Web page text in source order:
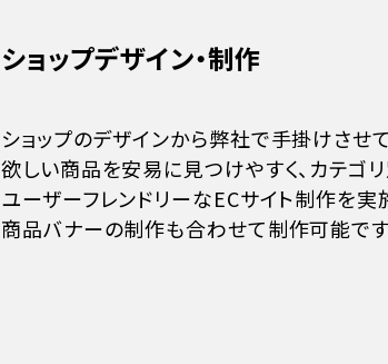
ショップデザイン・制作
ショップのデザインから弊社で手掛けさせ
欲しい商品を安易に見つけやすく、カテゴ
ユーザーフレンドリーなECサイト制作を実
商品バナーの制作も合わせて制作可能です